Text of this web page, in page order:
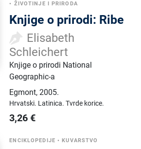
• ŽIVOTINJE I PRIRODA
Knjige o prirodi: Ribe
Elisabeth
Schleichert
Knjige o prirodi National
Geographic-a
Egmont,2005.
Hrvatski. Latinica.Tvrde korice.
3,26 €
ENCIKLOPEDIJE • KUVARSTVO